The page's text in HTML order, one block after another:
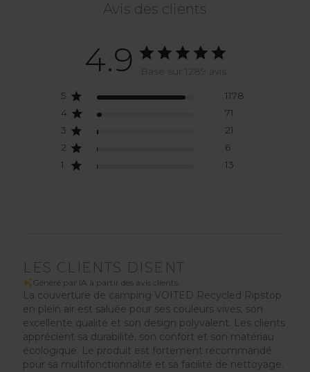
Avis des clients
4.9
Basé sur 1289 avis
5
1178
4
71
3
21
2
6
1
13
LES CLIENTS DISENT
Généré par IA à partir des avis clients.
La couverture de camping VOITED Recycled Ripstop
en plein air est saluée pour ses couleurs vives, son
excellente qualité et son design polyvalent. Les clients
apprécient sa durabilité, son confort et son matériau
écologique. Le produit est fortement recommandé
pour sa multifonctionnalité et sa facilité de nettoyage.